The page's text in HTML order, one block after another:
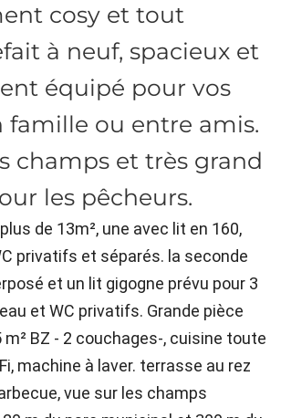
cosy et tout
à neuf, spacieux et
équipé pour vos
famille ou entre amis.
champs et très grand
les pêcheurs.
de 13m², une avec lit en 160,
privatifs et séparés. la seconde
et un lit gigogne prévu pour 3
et WC privatifs. Grande pièce
m² BZ - 2 couchages-, cuisine toute
machine à laver. terrasse au rez
vue sur les champs